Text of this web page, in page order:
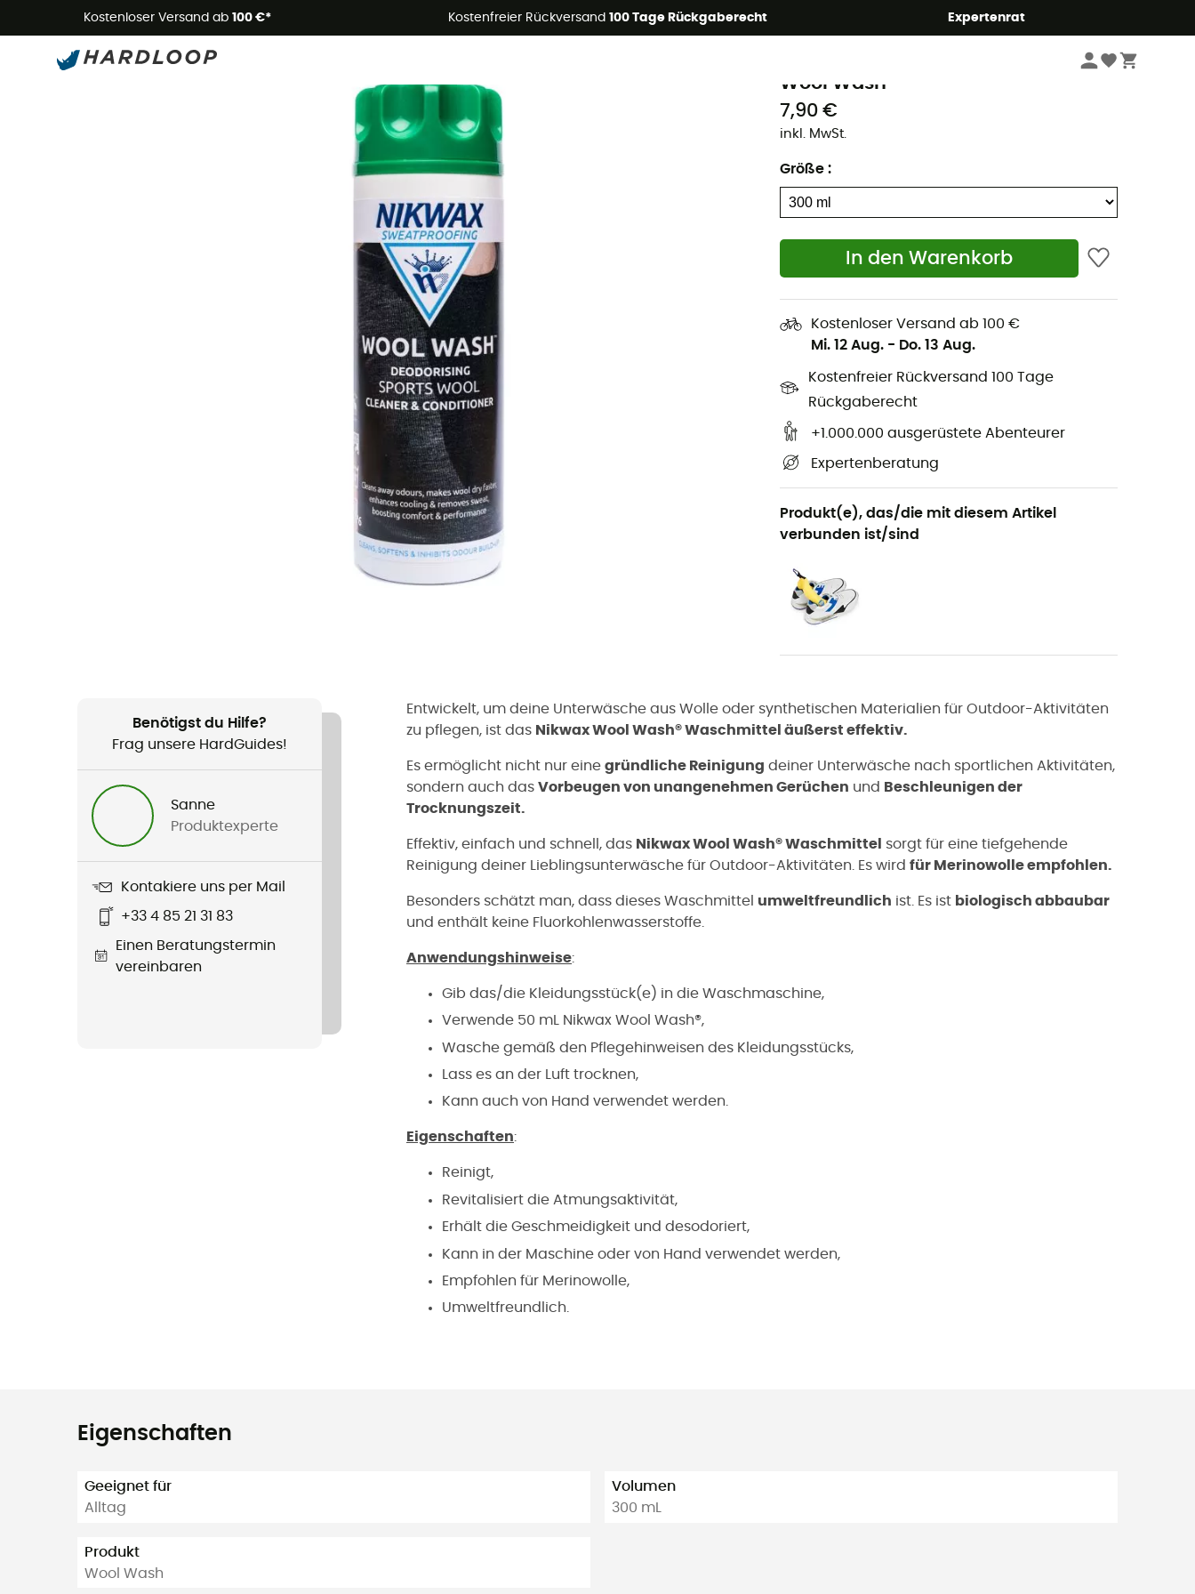
Kostenloser Versand ab 100 €* Kostenfreier Rückversand 100 Tage Rückgaberecht Expertenrat
Waschmittel
Wool Wash
7,90 €
inkl. MwSt.
Größe :
In den Warenkorb
Kostenloser Versand ab 100 €
Mi. 12 Aug. - Do. 13 Aug.
Kostenfreier Rückversand 100 Tage
Rückgaberecht
+1.000.000 ausgerüstete Abenteurer
Expertenberatung
Produkt(e), das/die mit diesem Artikel
verbunden ist/sind
Benötigst du Hilfe?
Frag unsere HardGuides!
Sanne
Produktexperte
Kontakiere uns per Mail
+33 4 85 21 31 83
Einen Beratungstermin
vereinbaren
Entwickelt, um deine Unterwäsche aus Wolle oder synthetischen Materialien für Outdoor-Aktivitäten
zu pflegen, ist das Nikwax Wool Wash® Waschmittel äußerst effektiv.
Es ermöglicht nicht nur eine gründliche Reinigung deiner Unterwäsche nach sportlichen Aktivitäten,
sondern auch das Vorbeugen von unangenehmen Gerüchen und
Beschleunigen der
Trocknungszeit.
Effektiv, einfach und schnell, das Nikwax Wool Wash® Waschmittel
sorgt für eine tiefgehende
Reinigung deiner Lieblingsunterwäsche für Outdoor-Aktivitäten. Es wird für Merinowolle empfohlen.
Besonders schätzt man, dass dieses Waschmittel umweltfreundlich ist. Es ist biologisch abbaubar
und enthält keine Fluorkohlenwasserstoffe.
Anwendungshinweise:
Gib das/die Kleidungsstück(e) in die Waschmaschine,
Verwende 50 mL Nikwax Wool Wash®,
Wasche gemäß den Pflegehinweisen des Kleidungsstücks,
Lass es an der Luft trocknen,
Kann auch von Hand verwendet werden.
Eigenschaften:
Reinigt,
Revitalisiert die Atmungsaktivität,
Erhält die Geschmeidigkeit und desodoriert,
Kann in der Maschine oder von Hand verwendet werden,
Empfohlen für Merinowolle,
Umweltfreundlich.
Eigenschaften
Geeignet für
Alltag
Produkt
Wool Wash
Volumen
300 mL